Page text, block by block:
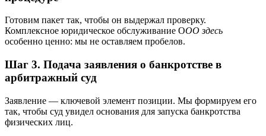
Готовим пакет так, чтобы он выдержал проверку.
Комплексное юридическое обслуживание ООО здесь
особенно ценно: мы не оставляем пробелов.
Шаг 3. Подача заявления о банкротстве в
арбитражный суд
Заявление — ключевой элемент позиции. Мы формируем его
так, чтобы суд увидел основания для запуска банкротства
физических лиц.